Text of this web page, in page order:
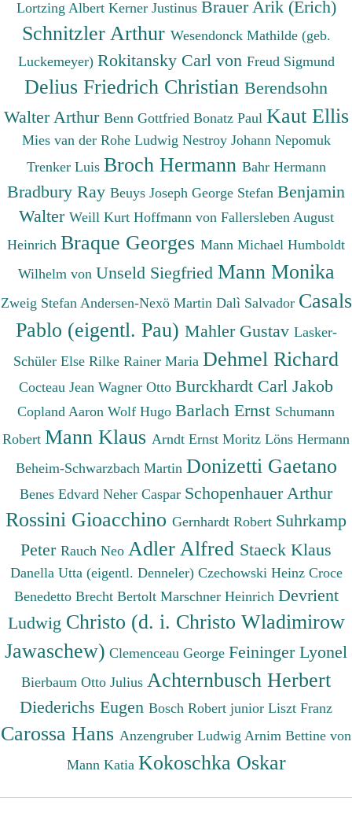
Lortzing Albert Kerner Justinus Brauer Arik (Erich)
Schnitzler Arthur Wesendonck Mathilde (geb.
Luckemeyer) Rokitansky Carl von Freud Sigmund
Delius Friedrich Christian Berendsohn
Walter Arthur Benn Gottfried Bonatz Paul Kaut Ellis
Mies van der Rohe Ludwig Nestroy Johann Nepomuk
Trenker Luis Broch Hermann Bahr Hermann
Bradbury Ray Beuys Joseph George Stefan Benjamin
Walter Weill Kurt Hoffmann von Fallersleben August
Heinrich Braque Georges Mann Michael Humboldt
Wilhelm von Unseld Siegfried Mann Monika
Zweig Stefan Andersen-Nexö Martin Dalì Salvador Casals
Pablo (eigentl. Pau) Mahler Gustav Lasker-
Schüler Else Rilke Rainer Maria Dehmel Richard
Cocteau Jean Wagner Otto Burckhardt Carl Jakob
Copland Aaron Wolf Hugo Barlach Ernst Schumann
Robert Mann Klaus Arndt Ernst Moritz Löns Hermann
Beheim-Schwarzbach Martin Donizetti Gaetano
Benes Edvard Neher Caspar Schopenhauer Arthur
Rossini Gioacchino Gernhardt Robert Suhrkamp
Peter Rauch Neo Adler Alfred Staeck Klaus
Danella Utta (eigentl. Denneler) Czechowski Heinz Croce
Benedetto Brecht Bertolt Marschner Heinrich Devrient
Ludwig Christo (d. i. Christo Wladimirow
Jawaschew) Clemenceau George Feininger Lyonel
Bierbaum Otto Julius Achternbusch Herbert
Diederichs Eugen Bosch Robert junior Liszt Franz
Carossa Hans Anzengruber Ludwig Arnim Bettine von
Mann Katia Kokoschka Oskar